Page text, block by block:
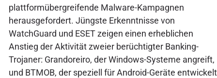
plattformübergreifende Malware-Kampagnen
herausgefordert. Jüngste Erkenntnisse von
WatchGuard und ESET zeigen einen erheblichen
Anstieg der Aktivität zweier berüchtigter Banking-
Trojaner: Grandoreiro, der Windows-Systeme angreift,
und BTMOB, der speziell für Android-Geräte entwickelt